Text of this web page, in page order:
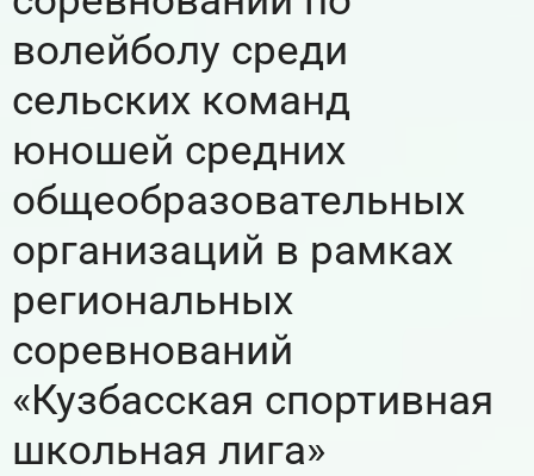
волейболу среди
сельских команд
юношей средних
общеобразовательных
организаций в рамках
региональных
соревнований
«Кузбасская спортивная
школьная лига»